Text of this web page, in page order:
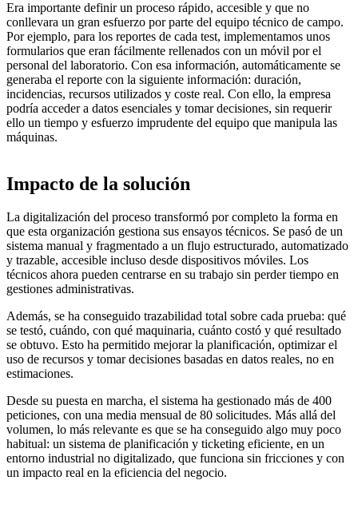
Era importante definir un proceso rápido, accesible y que no
conllevara un gran esfuerzo por parte del equipo técnico de campo.
Por ejemplo, para los reportes de cada test, implementamos unos
formularios que eran fácilmente rellenados con un móvil por el
personal del laboratorio. Con esa información, automáticamente se
generaba el reporte con la siguiente información: duración,
incidencias, recursos utilizados y coste real. Con ello, la empresa
podría acceder a datos esenciales y tomar decisiones, sin requerir
ello un tiempo y esfuerzo imprudente del equipo que manipula las
máquinas.
Impacto de la solución
La digitalización del proceso transformó por completo la forma en
que esta organización gestiona sus ensayos técnicos. Se pasó de un
sistema manual y fragmentado a un flujo estructurado, automatizado
y trazable, accesible incluso desde dispositivos móviles. Los
técnicos ahora pueden centrarse en su trabajo sin perder tiempo en
gestiones administrativas.
Además, se ha conseguido trazabilidad total sobre cada prueba: qué
se testó, cuándo, con qué maquinaria, cuánto costó y qué resultado
se obtuvo. Esto ha permitido mejorar la planificación, optimizar el
uso de recursos y tomar decisiones basadas en datos reales, no en
estimaciones.
Desde su puesta en marcha, el sistema ha gestionado más de 400
peticiones, con una media mensual de 80 solicitudes. Más allá del
volumen, lo más relevante es que se ha conseguido algo muy poco
habitual: un sistema de planificación y ticketing eficiente, en un
entorno industrial no digitalizado, que funciona sin fricciones y con
un impacto real en la eficiencia del negocio.